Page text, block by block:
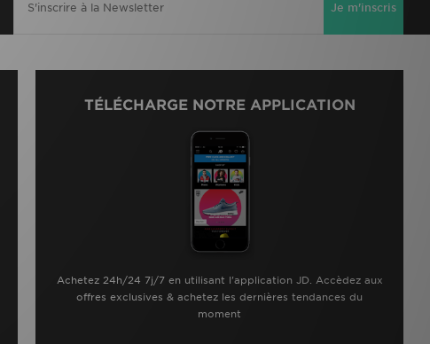
Je m'inscris
TÉLÉCHARGE NOTRE APPLICATION
Achetez 24h/24 7j/7 en utilisant l'application JD. Accèdez aux
offres exclusives & achetez les dernières tendances du
moment